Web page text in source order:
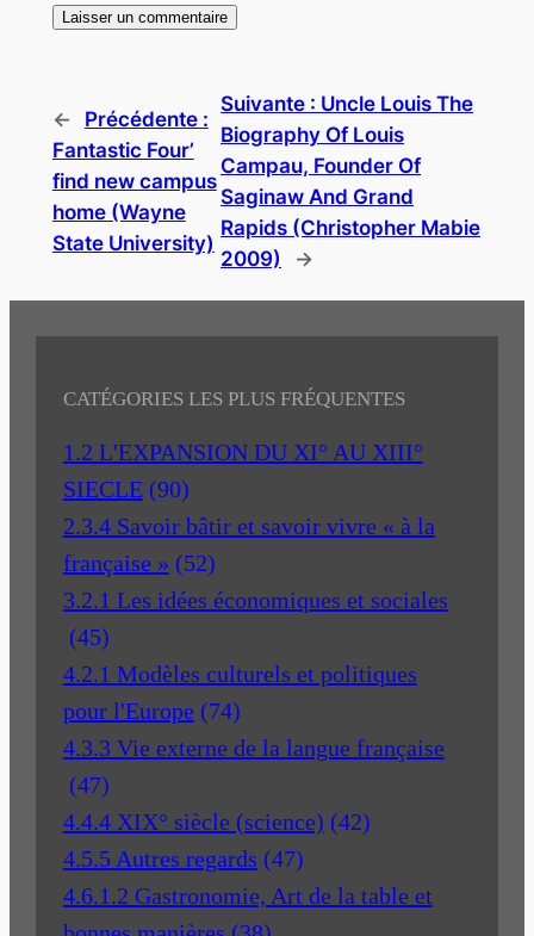
←
Précédente :
Fantastic Four’
find new campus
home (Wayne
State University)
Suivante : Uncle Louis The
Biography Of Louis
Campau, Founder Of
Saginaw And Grand
Rapids (Christopher Mabie
2009)
→
CATÉGORIES LES PLUS FRÉQUENTES
1.2 L'EXPANSION DU XI° AU XIII°
SIECLE (90)
2.3.4 Savoir bâtir et savoir vivre « à la
française » (52)
3.2.1 Les idées économiques et sociales
(45)
4.2.1 Modèles culturels et politiques
pour l'Europe (74)
4.3.3 Vie externe de la langue française
(47)
4.4.4 XIX° siècle (science) (42)
4.5.5 Autres regards (47)
4.6.1.2 Gastronomie, Art de la table et